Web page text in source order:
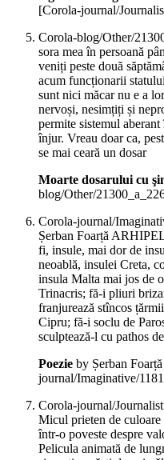
[Corola-journal/
Corola-blog/Other/
sora mea în persoană
veniți peste două
acum funcționarii
sunt nici măcar nu e a
nervoși, nesimțiți și
permite sistemul
înjur. Vreau doar ca,
se mai ceară un dosar
Moarte dosarului cu
blog/Other/
Corola-journal/
Șerban Foarță
fi, insule, mai dor de
neoablă, insulei Creta,
insula Malta mai jos de
Trinacris; fă-i pliuri
franjurează stîncos
Cipru; fă-i soclu de
sculptează-l cu pathos
Poezie by Șerban
journal/Imaginative/
Corola-journal/
Micul prieten de
într-o poveste despre
Pelicula animată de